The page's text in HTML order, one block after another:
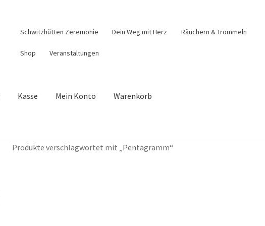
Schwitzhütten Zeremonie Dein Weg mit Herz Räuchern & Trommeln
Shop Veranstaltungen
Kasse Mein Konto Warenkorb
Produkte verschlagwortet mit „Pentagramm“